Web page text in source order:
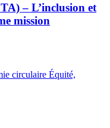
– L’inclusion et
mission
circulaire Équité,